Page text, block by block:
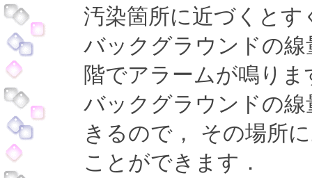
汚染箇所に近づくと
バックグラウンドの
階でアラームが鳴りま
バックグラウンドの
きるので， その場所
ことができます．